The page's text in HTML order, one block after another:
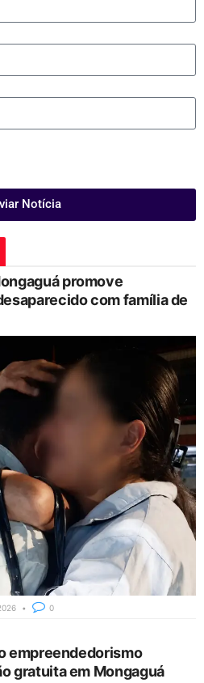
Notícia
promove
com família de
0
empreendedorismo
gratuita em Mongaguá